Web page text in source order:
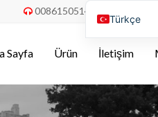
 008615051486055
Sayfa Ürün İletişim
Türkçe
Deutsch
Français